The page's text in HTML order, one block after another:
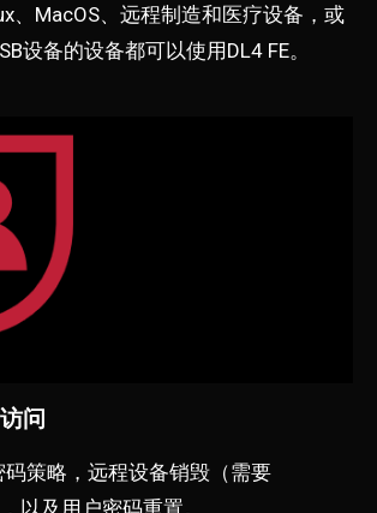
、MacOS、远程制造和医疗设备，或
设备的设备都可以使用DL4 FE。
问
策略，远程设备销毁（需要
以及用户密码重置。